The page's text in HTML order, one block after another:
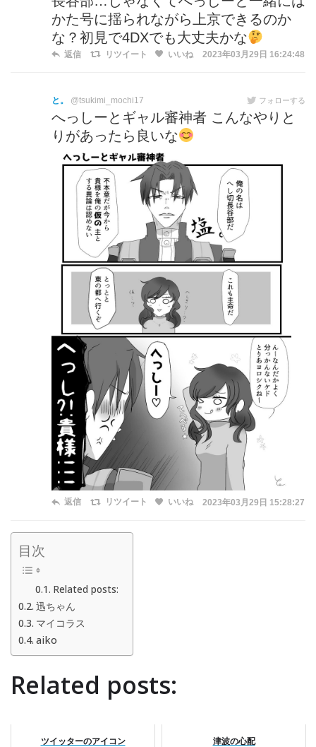
かた号に揺られながら上京できるのか
な？初見で4DXでも大丈夫かな
返信 リツイート いいね 2023年03月29日 16:24:48
と。 @tsukimi_mochi17 フォローする
へっしーとギャル審神者 こんなやりと
りがあったら良いな
返信 リツイート いいね 2023年03月29日 15:28:27
目次
Related posts:
迅ちゃん
マイコラス
aiko
Related posts:
ツイッターのアイコン 津波の心配